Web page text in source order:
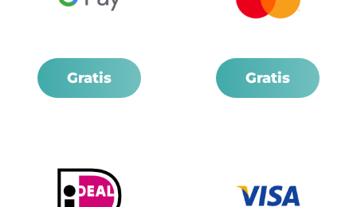
Gratis Gratis